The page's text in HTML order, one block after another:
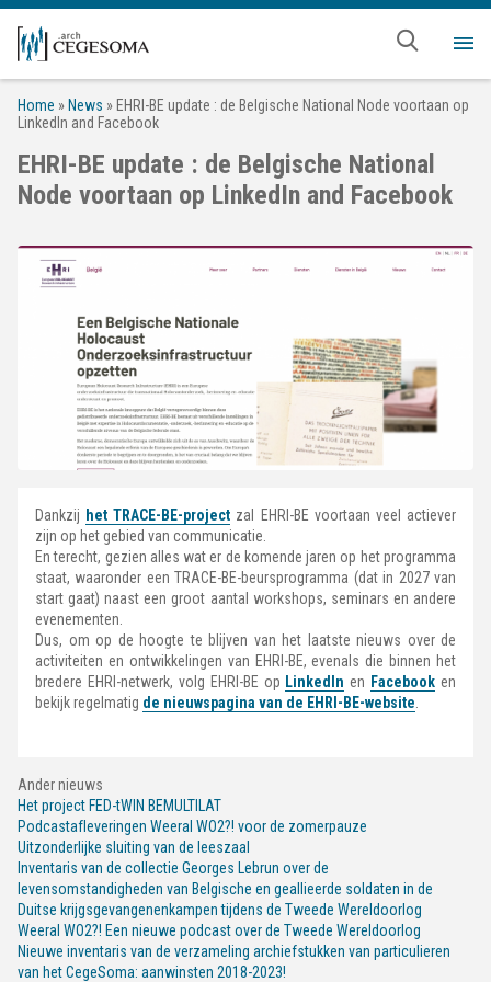
Overslaan en naar de inhoud gaan
Home » News » EHRI-BE update : de Belgische National Node voortaan op
LinkedIn and Facebook
EHRI-BE update : de Belgische National
Node voortaan op LinkedIn and Facebook
Dankzij het TRACE-BE-project zal EHRI-BE voortaan veel actiever
zijn op het gebied van communicatie.
En terecht, gezien alles wat er de komende jaren op het programma
staat, waaronder een TRACE-BE-beursprogramma (dat in 2027 van
start gaat) naast een groot aantal workshops, seminars en andere
evenementen.
Dus, om op de hoogte te blijven van het laatste nieuws over de
activiteiten en ontwikkelingen van EHRI-BE, evenals die binnen het
bredere EHRI-netwerk, volg EHRI-BE op LinkedIn en Facebook en
bekijk regelmatig de nieuwspagina van de EHRI-BE-website.
Ander nieuws
Het project FED-tWIN BEMULTILAT
Podcastafleveringen Weeral WO2?! voor de zomerpauze
Uitzonderlijke sluiting van de leeszaal
Inventaris van de collectie Georges Lebrun over de
levensomstandigheden van Belgische en geallieerde soldaten in de
Duitse krijgsgevangenenkampen tijdens de Tweede Wereldoorlog
Weeral WO2?! Een nieuwe podcast over de Tweede Wereldoorlog
Nieuwe inventaris van de verzameling archiefstukken van particulieren
van het CegeSoma: aanwinsten 2018-2023!